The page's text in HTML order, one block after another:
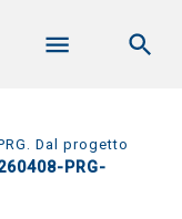
Dal progetto
PRG-